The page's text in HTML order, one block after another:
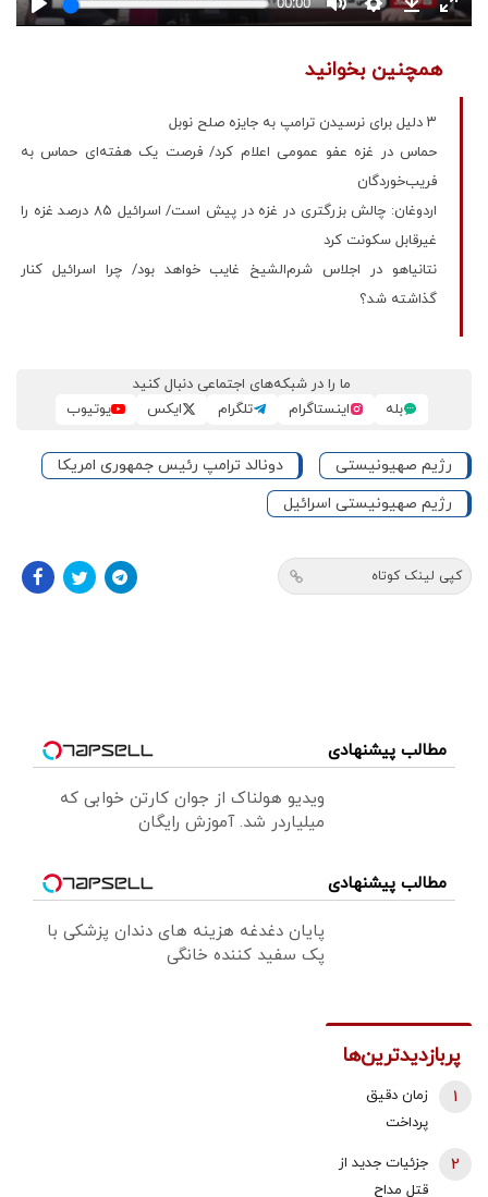
همچنین بخوانید
۳ دلیل برای نرسیدن ترامپ به جایزه صلح نوبل
حماس در غزه عفو عمومی اعلام کرد/ فرصت یک هفته‌ای حماس به
فریب‌خوردگان
اردوغان: چالش بزرگتری در غزه در پیش است/ اسرائیل ۸۵ درصد غزه را
غیرقابل سکونت کرد
نتانیاهو در اجلاس شرم‌الشیخ غایب خواهد بود/ چرا اسرائیل کنار
گذاشته شد؟
ما را در شبکه‌های اجتماعی دنبال کنید
بله
اینستاگرام تلگرام ایکس یوتیوب
رژیم صهیونیستی
دونالد ترامپ رئیس جمهوری امریکا
رژیم صهیونیستی اسرائیل
کپی لینک کوتاه
مطالب پیشنهادی
ویدیو هولناک از جوان کارتن خوابی که
میلیاردر شد. آموزش رایگان
مطالب پیشنهادی
پایان دغدغه هزینه های دندان پزشکی با
پک سفید کننده خانگی
پربازدیدترین‌ها
زمان دقیق
پرداخت
بازنشستگان
1
جزئیات جدید از
قتل مداح
2